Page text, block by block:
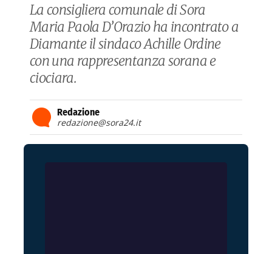
La consigliera comunale di Sora
Maria Paola D’Orazio ha incontrato a
Diamante il sindaco Achille Ordine
con una rappresentanza sorana e
ciociara.
Redazione
redazione@sora24.it